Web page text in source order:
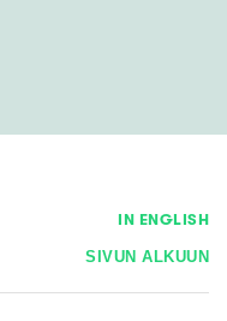
IN ENGLISH
SIVUN ALKUUN